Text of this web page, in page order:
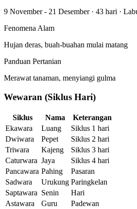
9 November - 21 Desember · 43 hari ·
Fenomena Alam
Hujan deras, buah-buahan mulai matang
Panduan Pertanian
Merawat tanaman, menyiangi gulma
Wewaran (Siklus Hari)
Siklus Nama
Keterangan
Ekawara
Luang
Siklus 1 hari
Dwiwara
Pepet
Siklus 2 hari
Triwara
Kajeng
Siklus 3 hari
Caturwara Jaya
Siklus 4 hari
Pancawara Pahing
Pasaran
Sadwara
Urukung Paringkelan
Saptawara Senin
Hari
Astawara
Guru
Padewan